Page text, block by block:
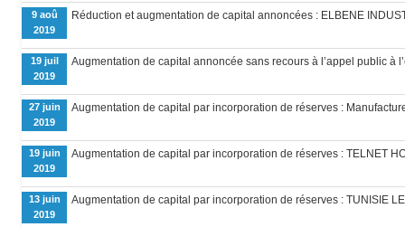
9 aoû
2019
Réduction et augmentation de capital annoncées : ELBENE
19 juil
2019
Augmentation de capital annoncée sans recours à l’appel public à
27 juin
2019
Augmentation de capital par incorporation de réserves :
19 juin
2019
Augmentation de capital par incorporation de réserves : TELNET
13 juin
2019
Augmentation de capital par incorporation de réserves : TUNISIE